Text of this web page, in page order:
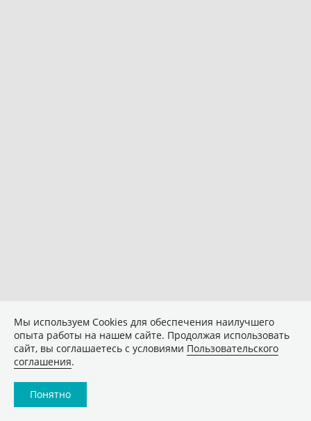
Мы используем Сookies для обеспечения наилучшего
опыта работы на нашем сайте. Продолжая использовать
сайт, вы соглашаетесь с условиями Пользовательского
соглашения.
Понятно